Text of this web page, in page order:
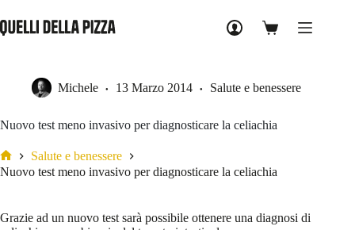
al
contenuto
Carrello
Michele 13 Marzo 2014 Salute e benessere
Nuovo test meno invasivo per diagnosticare la celiachia
Home
Salute e benessere
Nuovo test meno invasivo per diagnosticare la celiachia
Grazie ad un nuovo test sarà possibile ottenere una diagnosi di